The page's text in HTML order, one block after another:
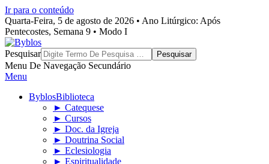
Ir para o conteúdo
Quarta-Feira, 5 de agosto de 2026 • Ano Litúrgico: Após
Pentecostes, Semana 9 • Modo I
Byblos
Pesquisar
Menu De Navegação Secundário
Menu
ByblosBiblioteca
► Catequese
► Cursos
► Doc. da Igreja
► Doutrina Social
► Eclesiologia
► Espiritualidade